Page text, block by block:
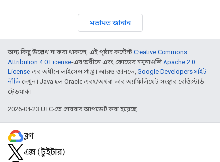
মতামত জানান
অন্য কিছু উল্লেখ না করা থাকলে, এই পৃষ্ঠার কন্টেন্ট Creative Commons
Attribution 4.0 License-এর অধীনে এবং কোডের নমুনাগুলিApache 2.0
License-এর অধীনে লাইসেন্স প্রাপ্ত। আরও জানতে, Google Developers সাইট
নীতি দেখুন। Java হল Oracle এবং/অথবা তার অ্যাফিলিয়েট সংস্থার রেজিস্টার্ড
ট্রেডমার্ক।
2026-04-23 UTC-তে শেষবার আপডেট করা হয়েছে।
ব্লগ
এক্স (টুইটার)